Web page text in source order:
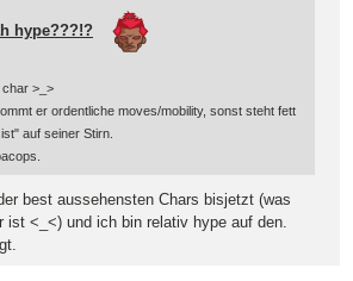
hype???!?
>_>
er ordentliche moves/mobility, sonst steht fett
auf seiner Stirn.
best aussehensten Chars bisjetzt (was
ist <_<) und ich bin relativ hype auf den.